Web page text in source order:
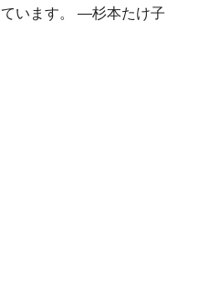
います。 ―杉本たけ子